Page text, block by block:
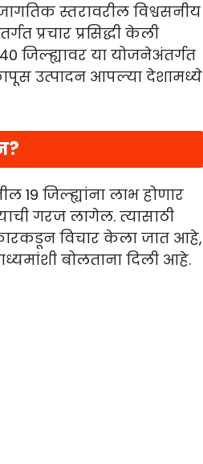
स्तरावरील विश्वसनीय
प्रचार प्रसिद्धी केली
जिल्ह्यावर या योजनेअंतर्गत
उत्पादन आपल्या देशामध्ये
19 जिल्ह्यांना लाभ होणार
गरज लागेल. त्यासाठी
विचार केला जात आहे,
बोलताना दिली आहे.